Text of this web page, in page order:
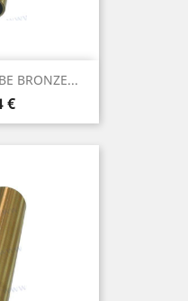
BRONZE...
€